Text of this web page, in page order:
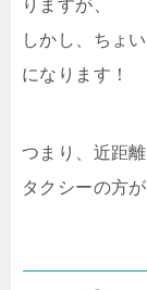
りますが、
しかし、ちょ
になります！
つまり、近距
タクシーの方